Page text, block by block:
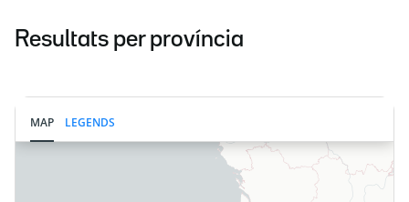
Resultats per província